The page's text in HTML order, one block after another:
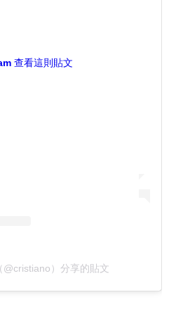
查看這則貼文
）分享的貼文